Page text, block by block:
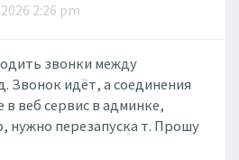
2:26 pm
звонки между
Звонок идёт, а соединения
в веб сервис в админке,
нужно перезапуска т. Прошу